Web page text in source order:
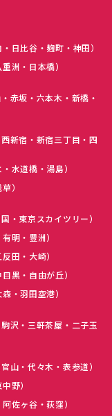
日比谷・麹町・神田）
洲・日本橋）
赤坂・六本木・新橋・
新宿・新宿三丁目・四
水道橋・湯島）
）
・東京スカイツリー）
明・豊洲）
田・大崎）
黒・自由が丘）
・羽田空港）
沢・三軒茶屋・二子玉
山・代々木・表参道）
野）
佐ヶ谷・荻窪）